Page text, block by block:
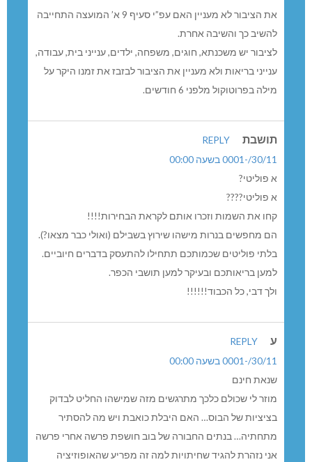
את הציבור לא מעניין האם עפ”י סעיף 9 א’ המועצה התחייבה
להשיב כך והשיבה אחרת.
לציבור יש משכנתא, חוגים, משפחה, ילדים, ענייני בית, עבודה,
ענייני בריאות ולא מעניין את הציבור לבזבז את זמנו היקר על
מילה בפרוטוקול מלפני 6 חודשים.
תושבת
REPLY
30/11/-0001 בשעה 00:00
א פוליטי?
א פוליטי????
קחו את השמות וזכרו אותם לקראת הבחירות!!!!
הם מחפשים בנרות מישהו שירוץ בשבילם (ואולי כבר מצאו?).
בלתי פוליטים שכמותכם תתחילו להתעסק בדברים חיוביים.
למען בריאותכם ובעיקר למען תושבי הכפר.
ולך דבי, כל הכבוד!!!!!!
ע
REPLY
30/11/-0001 בשעה 00:00
שנאת חינם
מוזר לי שכולם כלכך מתרגשים מזה שמישהו החליט לבדוק
בציציות של הבוס… האם היבלת כואבת ויש מה להסתיר
מתחתיה… בנתים החבורה של בוב חושפת פרשה אחרי פרשה
אני נזהרת להגיד שחיתויות למה זה מפריע שהאופוזיציה